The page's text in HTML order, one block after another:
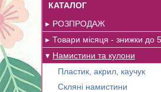
КАТАЛОГ
РОЗПРОДАЖ
Товари місяця - знижки до
Намистини та кулони
Пластик, акрил, каучук
Скляні намистини